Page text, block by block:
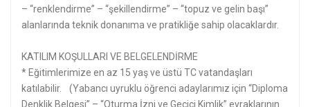
– “renklendirme” – “şekillendirme” – “topuz ve gelin başı”
alanlarında teknik donanıma ve pratikliğe sahip olacaklardır.
KATILIM KOŞULLARI VE BELGELENDİRME
* Eğitimlerimize en az 15 yaş ve üstü TC vatandaşları
katılabilir. (Yabancı uyruklu öğrenci adaylarımız için “Diploma
Denklik Belgesi” – “Oturma İzni ve Geçici Kimlik” evraklarının